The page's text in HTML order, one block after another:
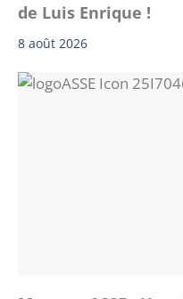
de Luis Enrique !
8 août 2026